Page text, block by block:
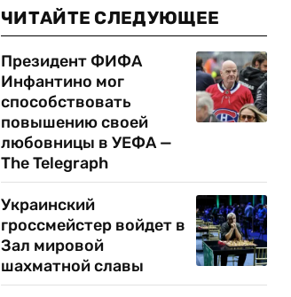
ЧИТАЙТЕ СЛЕДУЮЩЕЕ
Президент ФИФА
Инфантино мог
способствовать
повышению своей
любовницы в УЕФА —
The Telegraph
Украинский
гроссмейстер войдет в
Зал мировой
шахматной славы